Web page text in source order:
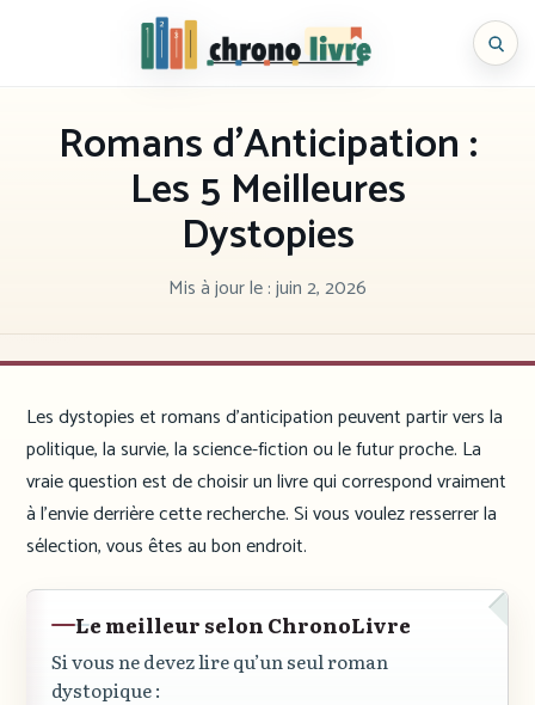
Chronolivre
Romans d’Anticipation :
Les 5 Meilleures
Dystopies
Mis à jour le :juin 2, 2026
Les dystopies et romans d’anticipation peuvent partir vers la
politique, la survie, la science-fiction ou le futur proche. La
vraie question est de choisir un livre qui correspond vraiment
à l’envie derrière cette recherche. Si vous voulez resserrer la
sélection, vous êtes au bon endroit.
Le meilleur selon ChronoLivre
Si vous ne devez lire qu’un seul roman
dystopique :